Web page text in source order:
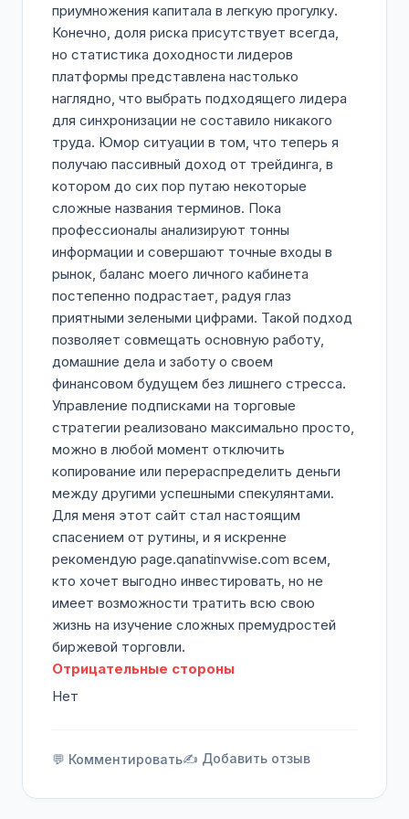
приумножения капитала в легкую прогулку.
Конечно, доля риска присутствует всегда,
но статистика доходности лидеров
платформы представлена настолько
наглядно, что выбрать подходящего лидера
для синхронизации не составило никакого
труда. Юмор ситуации в том, что теперь я
получаю пассивный доход от трейдинга, в
котором до сих пор путаю некоторые
сложные названия терминов. Пока
профессионалы анализируют тонны
информации и совершают точные входы в
рынок, баланс моего личного кабинета
постепенно подрастает, радуя глаз
приятными зелеными цифрами. Такой подход
позволяет совмещать основную работу,
домашние дела и заботу о своем
финансовом будущем без лишнего стресса.
Управление подписками на торговые
стратегии реализовано максимально просто,
можно в любой момент отключить
копирование или перераспределить деньги
между другими успешными спекулянтами.
Для меня этот сайт стал настоящим
спасением от рутины, и я искренне
рекомендую page.qanatinvwise.com всем,
кто хочет выгодно инвестировать, но не
имеет возможности тратить всю свою
жизнь на изучение сложных премудростей
биржевой торговли.
Отрицательные стороны
Нет
💬 Комментировать✍️ Добавить отзыв